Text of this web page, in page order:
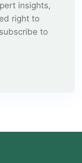
insights,
right to
to